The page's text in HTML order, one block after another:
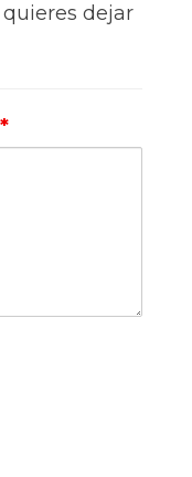
dejar
*